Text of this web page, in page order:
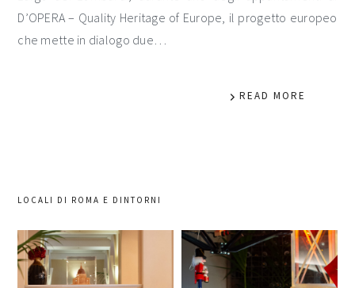
D’OPERA – Quality Heritage of Europe, il progetto europeo
che mette in dialogo due…
READ MORE
LOCALI DI ROMA E DINTORNI